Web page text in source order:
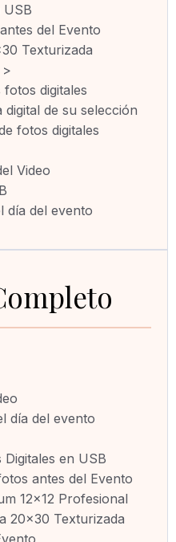
USB
del Evento
Texturizada
digitales
de su selección
fotos digitales
Video
día del evento
día del evento
Digitales en USB
antes del Evento
12×12 Profesional
20×30 Texturizada